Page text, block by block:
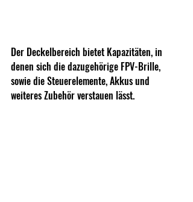
Der Deckelbereich bietet Kapazitäten, in
denen sich die dazugehörige FPV-Brille,
sowie die Steuerelemente, Akkus und
weiteres Zubehör verstauen lässt.